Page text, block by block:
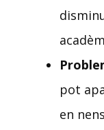
pot
en